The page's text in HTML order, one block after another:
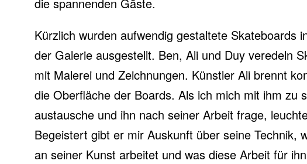
die spannenden Gäste.
Kürzlich wurden aufwendig gestaltete Skateboards
der Galerie ausgestellt. Ben, Ali und Duy veredeln
mit Malerei und Zeichnungen. Künstler Ali brennt
die Oberfläche der Boards. Als ich mich mit ihm zu
austausche und ihn nach seiner Arbeit frage,
Begeistert gibt er mir Auskunft über seine Technik,
an seiner Kunst arbeitet und was diese Arbeit für